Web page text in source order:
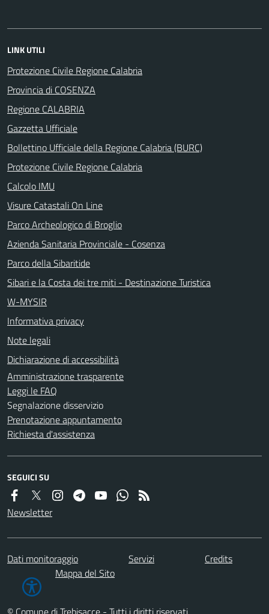
LINK UTILI
Protezione Civile Regione Calabria
Provincia di COSENZA
Regione CALABRIA
Gazzetta Ufficiale
Bollettino Ufficiale della Regione Calabria (BURC)
Protezione Civile Regione Calabria
Calcolo IMU
Visure Catastali On Line
Parco Archeologico di Broglio
Azienda Sanitaria Provinciale - Cosenza
Parco della Sibaritide
Sibari e la Costa dei tre miti - Destinazione Turistica
W-MYSIR
Informativa privacy
Note legali
Dichiarazione di accessibilità
Amministrazione trasparente
Leggi le FAQ
Segnalazione disservizio
Prenotazione appuntamento
Richiesta d'assistenza
SEGUICI SU
Newsletter
Dati monitoraggio Servizi
Credits
Mappa del Sito